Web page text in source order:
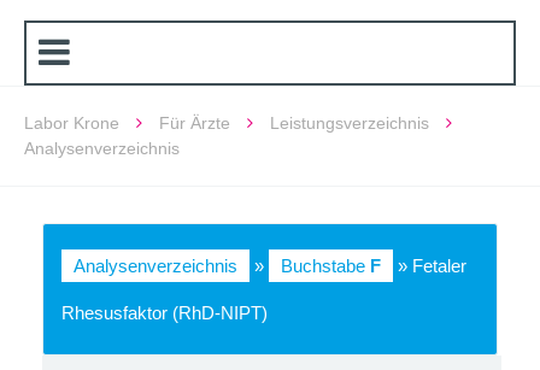
Labor Krone Für Ärzte
Leistungsverzeichnis
Analysenverzeichnis
Analysenverzeichnis » Buchstabe F » Fetaler
Rhesusfaktor (RhD-NIPT)